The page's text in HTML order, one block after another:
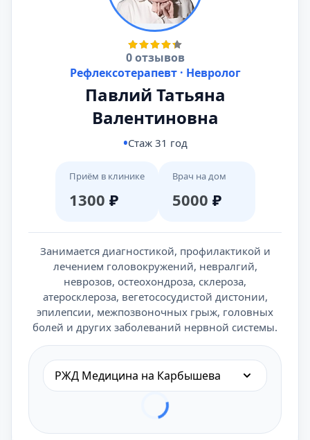
0 отзывов
Рефлексотерапевт · Невролог
Павлий Татьяна
Валентиновна
Стаж 31 год
Приём в клинике
1300 ₽
Врач на дом
5000 ₽
Занимается диагностикой, профилактикой и
лечением головокружений, невралгий,
неврозов, остеохондроза, склероза,
атеросклероза, вегетососудистой дистонии,
эпилепсии, межпозвоночных грыж, головных
болей и других заболеваний нервной системы.
РЖД Медицина на Карбышева